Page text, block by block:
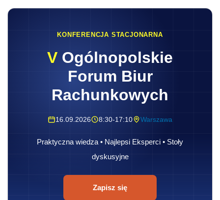
KONFERENCJA STACJONARNA
V Ogólnopolskie
Forum Biur
Rachunkowych
16.09.2026 8:30-17:10 Warszawa
Praktyczna wiedza • Najlepsi Eksperci • Stoły
dyskusyjne
Zapisz się